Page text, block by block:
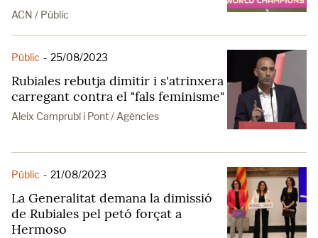
ACN / Públic
Públic - 25/08/2023
Rubiales rebutja dimitir i s'atrinxera
carregant contra el "fals feminisme"
Aleix Camprubí i Pont / Agències
Públic - 21/08/2023
La Generalitat demana la dimissió
de Rubiales pel petó forçat a
Hermoso